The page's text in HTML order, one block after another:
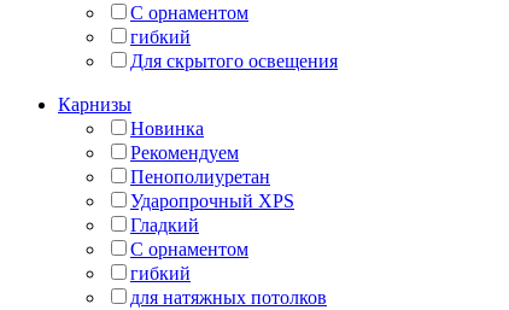
С орнаментом
гибкий
Для скрытого освещения
Карнизы
Новинка
Рекомендуем
Пенополиуретан
Ударопрочный XPS
Гладкий
С орнаментом
гибкий
для натяжных потолков